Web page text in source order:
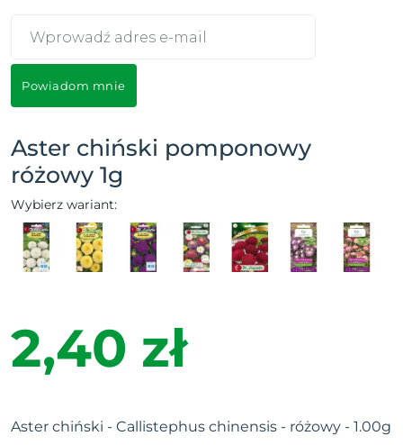
Powiadom mnie
Aster chiński pomponowy
różowy 1g
Wybierz wariant:
2,40 zł
Aster chiński - Callistephus chinensis - różowy - 1.00g